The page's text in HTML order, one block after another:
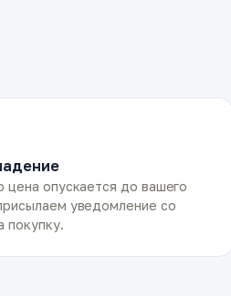
цена опускается до вашего
уведомление со
покупку.